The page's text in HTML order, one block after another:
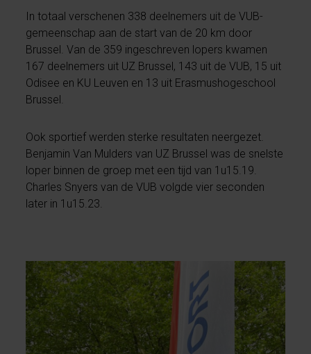
In totaal verschenen 338 deelnemers uit de VUB-
gemeenschap aan de start van de 20 km door
Brussel. Van de 359 ingeschreven lopers kwamen
167 deelnemers uit UZ Brussel, 143 uit de VUB, 15 uit
Odisee en KU Leuven en 13 uit Erasmushogeschool
Brussel.
Ook sportief werden sterke resultaten neergezet.
Benjamin Van Mulders van UZ Brussel was de snelste
loper binnen de groep met een tijd van 1u15.19.
Charles Snyers van de VUB volgde vier seconden
later in 1u15.23.